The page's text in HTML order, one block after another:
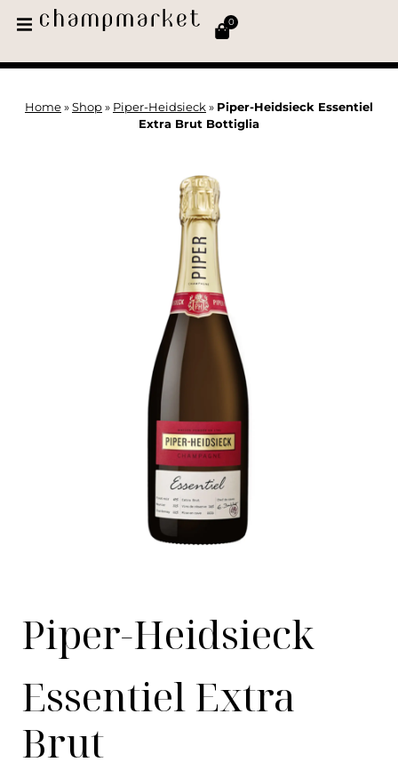
0
Home » Shop » Piper-Heidsieck » Piper-Heidsieck Essentiel
Extra Brut Bottiglia
Piper-Heidsieck
Essentiel Extra
Brut